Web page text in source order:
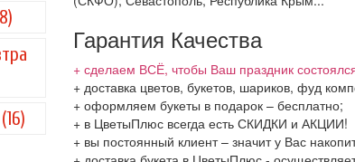
(16)
Гарантия Качества
+ сделаем ВСЁ, чтобы Ваш праздник
+ доставка цветов, букетов, шариков, фуд
+ оформляем букеты в подарок – бесплатно;
+ в ЦветыПлюс всегда есть СКИДКИ и АКЦИИ!
+ вы постоянный клиент – значит у Вас